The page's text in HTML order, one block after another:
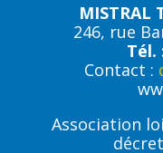
MISTRAL
246, rue
Tél.
Contact :
Association